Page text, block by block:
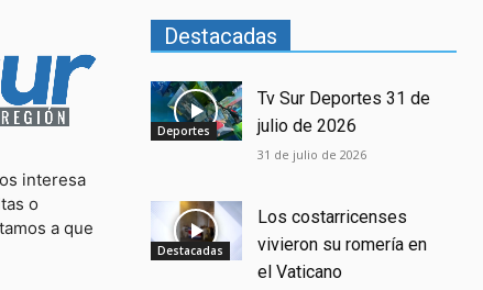
interesa
o
a que
Destacadas
Deportes
Tv Sur Deportes 31 de
julio de 2026
31 de julio de 2026
Destacadas
Los costarricenses
vivieron su romería en
el Vaticano